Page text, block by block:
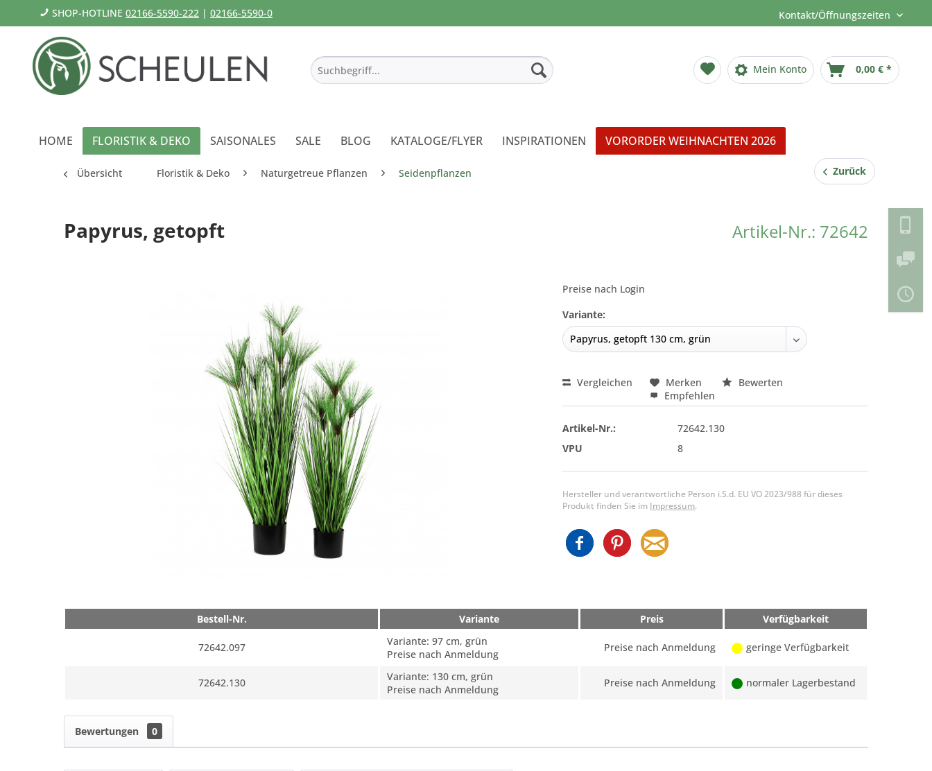
SHOP-HOTLINE 02166-5590-222 | 02166-5590-0 Kontakt/Öffnungszeiten
Mein Konto 0,00 € *
HOME FLORISTIK & DEKO SAISONALES SALE BLOG KATALOGE/FLYER INSPIRATIONEN VORORDER WEIHNACHTEN 2026
Übersicht Floristik & Deko Naturgetreue Pflanzen Seidenpflanzen Zurück
Artikel-Nr.: 72642
Papyrus, getopft
Preise nach Login
Variante:
Vergleichen Merken
Bewerten
Empfehlen
Artikel-Nr.:
72642.130
VPU
8
Hersteller und verantwortliche Person i.S.d. EU VO 2023/988 für dieses
Produkt finden Sie im Impressum.
Bestell-Nr. Variante Preis Verfügbarkeit
72642.097
Variante: 97 cm, grün
Preise nach Anmeldung
Preise nach Anmeldung geringe Verfügbarkeit
72642.130
Variante: 130 cm, grün
Preise nach Anmeldung
Preise nach Anmeldung normaler Lagerbestand
Bewertungen 0